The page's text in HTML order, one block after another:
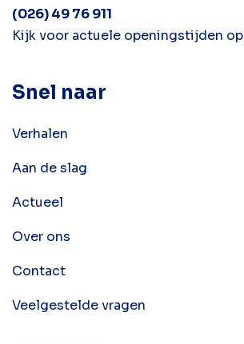
(026) 49 76 911
Kijk voor actuele openingstijden op
Snel naar
Verhalen
Aan de slag
Actueel
Over ons
Contact
Veelgestelde vragen